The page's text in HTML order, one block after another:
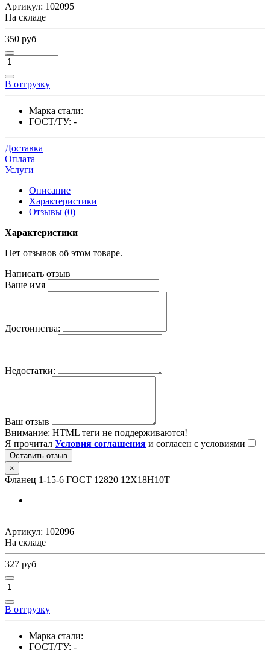
Артикул: 102095
На складе
350 руб
В отгрузку
Марка стали:
ГОСТ/ТУ: -
Доставка
Оплата
Услуги
Описание
Характеристики
Отзывы (0)
Характеристики
Нет отзывов об этом товаре.
Написать отзыв
Ваше имя
Достоинства:
Недостатки:
Ваш отзыв
Внимание: HTML теги не поддерживаются!
Я прочитал Условия соглашения и согласен с условиями
Оставить отзыв
×
Фланец 1-15-6 ГОСТ 12820 12Х18Н10Т
Артикул: 102096
На складе
327 руб
В отгрузку
Марка стали:
ГОСТ/ТУ: -